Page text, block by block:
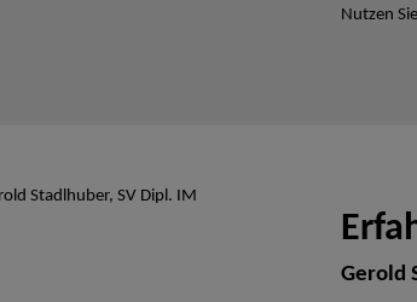
Nutzen
Stadlhuber, SV Dipl. IM
Gerold